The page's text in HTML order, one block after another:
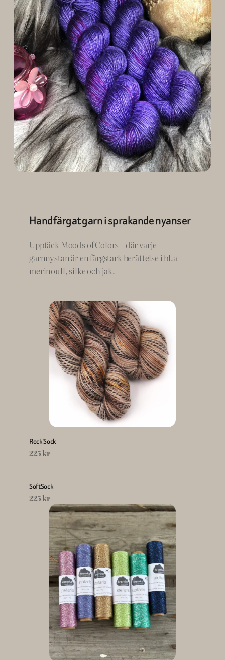
Handfärgat garn i sprakande nyanser
Upptäck Moods of Colors – där varje
garnnystan är en färgstark berättelse i bl.a
merinoull, silke och jak.
Rock’Sock
225 kr
SoftSock
225 kr